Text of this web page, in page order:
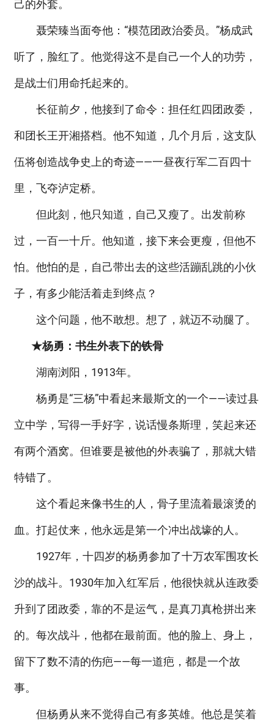
己的外套。
聂荣臻当面夸他：“模范团政治委员。”杨成武
听了，脸红了。他觉得这不是自己一个人的功劳，
是战士们用命托起来的。
长征前夕，他接到了命令：担任红四团政委，
和团长王开湘搭档。他不知道，几个月后，这支队
伍将创造战争史上的奇迹——一昼夜行军二百四十
里，飞夺泸定桥。
但此刻，他只知道，自己又瘦了。出发前称
过，一百一十斤。他知道，接下来会更瘦，但他不
怕。他怕的是，自己带出去的这些活蹦乱跳的小伙
子，有多少能活着走到终点？
这个问题，他不敢想。想了，就迈不动腿了。
★杨勇：书生外表下的铁骨
湖南浏阳，1913年。
杨勇是“三杨”中看起来最斯文的一个——读过县
立中学，写得一手好字，说话慢条斯理，笑起来还
有两个酒窝。但谁要是被他的外表骗了，那就大错
特错了。
这个看起来像书生的人，骨子里流着最滚烫的
血。打起仗来，他永远是第一个冲出战壕的人。
1927年，十四岁的杨勇参加了十万农军围攻长
沙的战斗。1930年加入红军后，他很快就从连政委
升到了团政委，靠的不是运气，是真刀真枪拼出来
的。每次战斗，他都在最前面。他的脸上、身上，
留下了数不清的伤疤——每一道疤，都是一个故
事。
但杨勇从来不觉得自己有多英雄。他总是笑着